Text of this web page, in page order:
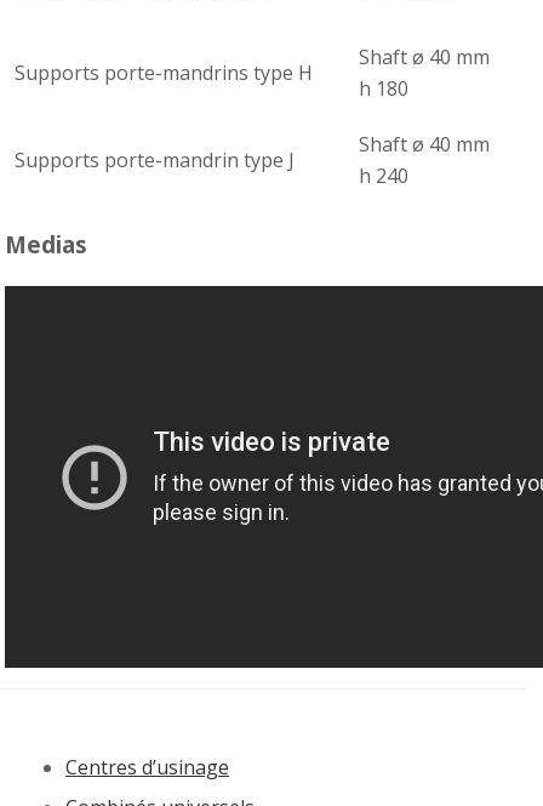
Supports porte-mandrins type H
Shaft ø 40 mm
h 180
Supports porte-mandrin type J
Shaft ø 40 mm
h 240
Medias
Centres d’usinage